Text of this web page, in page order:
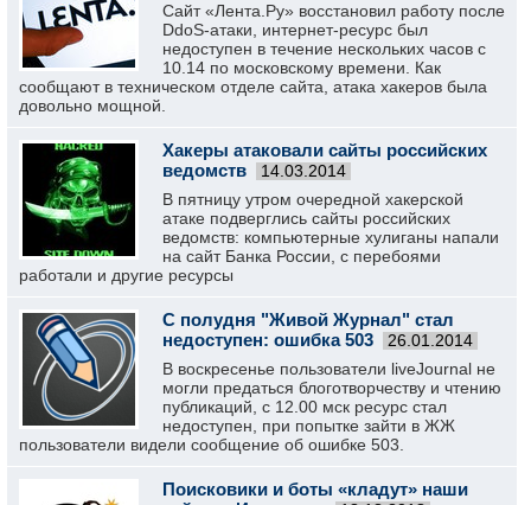
Сайт «Лента.Ру» восстановил работу после
DdoS-атаки, интернет-ресурс был
недоступен в течение нескольких часов с
10.14 по московскому времени. Как
сообщают в техническом отделе сайта, атака хакеров была
довольно мощной.
Хакеры атаковали сайты российских
ведомств
14.03.2014
В пятницу утром очередной хакерской
атаке подверглись сайты российских
ведомств: компьютерные хулиганы напали
на сайт Банка России, с перебоями
работали и другие ресурсы
С полудня "Живой Журнал" стал
недоступен: ошибка 503
26.01.2014
В воскресенье пользователи liveJournal не
могли предаться блоготворчеству и чтению
публикаций, с 12.00 мск ресурс стал
недоступен, при попытке зайти в ЖЖ
пользователи видели сообщение об ошибке 503.
Поисковики и боты «кладут» наши